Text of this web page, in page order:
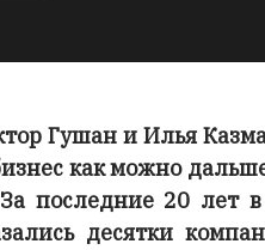
Гушан и Илья
как можно
последние 20 лет
десятки